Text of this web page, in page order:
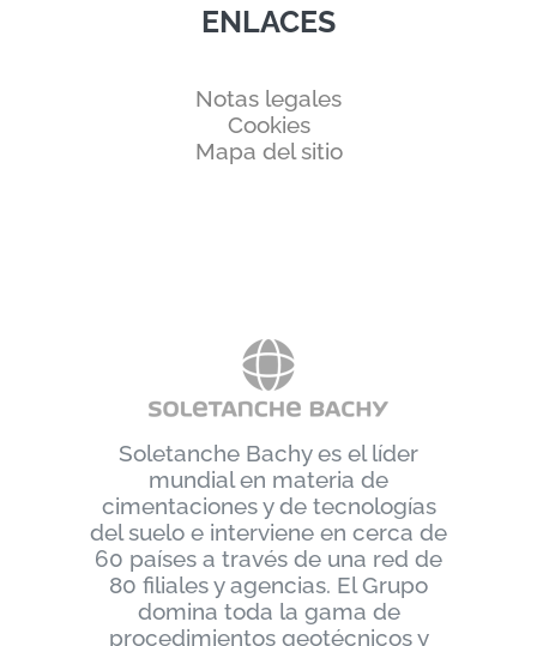
ENLACES
Notas legales
Cookies
Mapa del sitio
Soletanche Bachy es el líder
mundial en materia de
cimentaciones y de tecnologías
del suelo e interviene en cerca de
60 países a través de una red de
80 filiales y agencias. El Grupo
domina toda la gama de
procedimientos geotécnicos y